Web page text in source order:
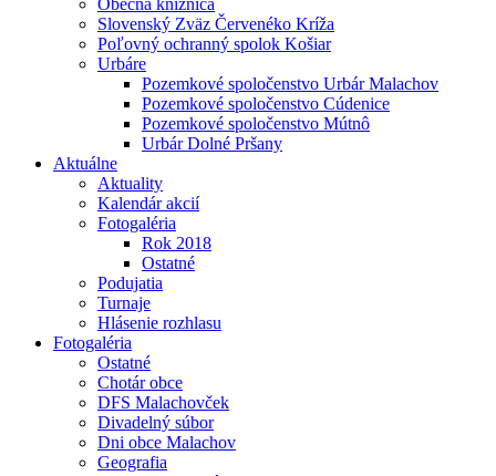
Obecná knižnica
Slovenský Zväz Červenéko Kríža
Poľovný ochranný spolok Košiar
Urbáre
Pozemkové spoločenstvo Urbár Malachov
Pozemkové spoločenstvo Cúdenice
Pozemkové spoločenstvo Mútnô
Urbár Dolné Pršany
Aktuálne
Aktuality
Kalendár akcií
Fotogaléria
Rok 2018
Ostatné
Podujatia
Turnaje
Hlásenie rozhlasu
Fotogaléria
Ostatné
Chotár obce
DFS Malachovček
Divadelný súbor
Dni obce Malachov
Geografia